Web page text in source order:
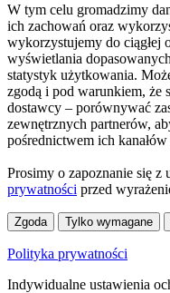
W tym celu gromadzimy
ich zachowań oraz
wykorzystujemy do ciągłej
wyświetlania
statystyk użytkowania.
zgodą i pod warunkiem, że
dostawcy – porównywać
zewnętrznych partnerów,
pośrednictwem ich
Prosimy o zapoznanie się z
prywatności przed
Zgoda Tylko wymagane
Polityka prywatności
Indywidualne ustawienia